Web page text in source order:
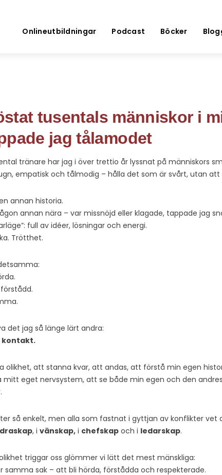
Onlineutbildningar Podcast Böcker
tusentals människor i
jag tålamodet
tränare har jag i över trettio år lyssnat på människors
empatisk och tålmodig – hålla det som är svårt, utan att
annan historia.
annan nära – var missnöjd eller klagade, tappade jag
full av idéer, lösningar och energi.
Trötthet.
det jag så länge lärt andra:
kontakt.
olikhet, att stanna kvar, att andas, att förstå min egen
mitt eget nervsystem, att se både min egen och den
så enkelt, men alla som fastnat i gyttjan av konflikter
, i vänskap, i chefskap och i ledarskap.
triggar oss glömmer vi lätt det mest mänskliga:
samma sak – att bli hörda, förstådda och respekterade.